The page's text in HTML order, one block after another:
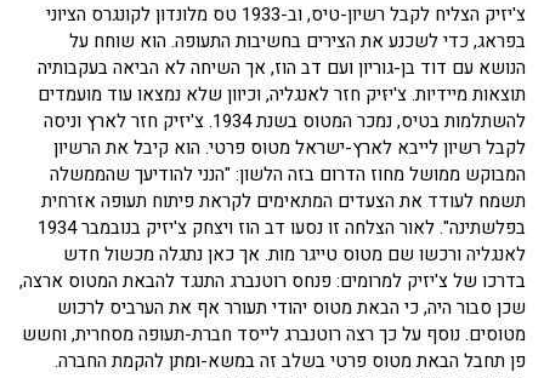
צ'יזיק הצליח לקבל רשיון-טיס, וב-1933 טס מלונדון לקונגרס הציוני
בפראג, כדי לשכנע את הצירים בחשיבות התעופה. הוא שוחח על
הנושא עם דוד בן-גוריון ועם דב הוז, אך השיחה לא הביאה בעקבותיה
תוצאות מיידיות. צ'יזּיק חזר לאנגליה, וכיוון שלא נמצאו עוד מועמדים
להשתלמות בטיס, נמכר המטוס בשנת 1934. צ'יזיק חזר לארץ וניסה
לקבל רשיון לייבא לארץ-ישראל מטוס פרטי. הוא קיבל את הרשיון
המבוקש ממושל מחוז הדרום בזה הלשון: "הנני להודיעך שהממשלה
תשמח לעודד את הצעדים המתאימים לקראת פיתוח תעופה אזרחית
בפלשתינה". לאור הצלחה זו נסעו דב הוז ויצחק צ'יזיק בנובמבר 1934
לאנגליה ורכשו שם מטוס טייגר מות. אך כאן נתגלה מכשול חדש
בדרכו של צ'יזיק למרומים: פנחס רוטנברג התנגד להבאת המטוס ארצה,
שכן סבור היה, כי הבאת מטוס יהודי תעורר אף את הערביס לרכוש
מטוסים. נוסף על כך רצה רוטנברג לייסד חברת-תעופה מסחרית, וחשש
פן תחבל הבאת מטוס פרטי בשלב זה במשא-ומתן להקמת החברה.